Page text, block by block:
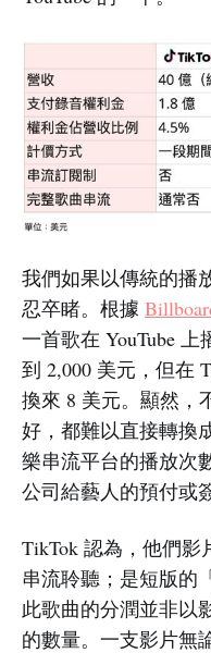
我們如果以傳統的播
忍卒睹。根據
一首歌在 YouTube
到 2,000 美元，但在
換來 8 美元。顯然，
好，都難以直接轉換
樂串流平台的播放次
公司給藝人的預付或
TikTok 認為，他們
串流聆聽；是短版的
此歌曲的分潤並非以
的數量。一支影片無